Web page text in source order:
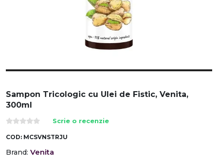
Sampon Tricologic cu Ulei de Fistic, Venita,
300ml
Scrie o recenzie
COD: MCSVNSTRJU
Brand: Venita